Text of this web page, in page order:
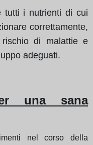
tutti i nutrienti di cui
correttamente,
di malattie e
adeguati.
una sana
nel corso della